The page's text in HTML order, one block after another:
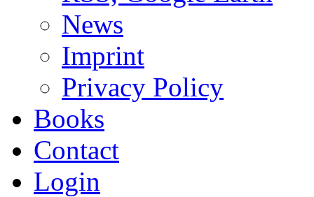
News
Imprint
Privacy Policy
Books
Contact
Login